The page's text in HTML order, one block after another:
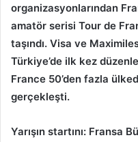
organizasyonlarından
amatör serisi Tour de
taşındı. Visa ve
Türkiye’de ilk kez
France 50’den fazla
gerçekleşti.
Yarışın startını: Fransa